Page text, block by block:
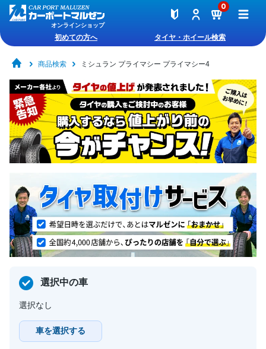
オンラインショップ
0
初めての方へ タイヤ・ホイール検索
商品検索 ミシュラン プライマシー プライマシー4
選択中の車
選択なし
車を選択する